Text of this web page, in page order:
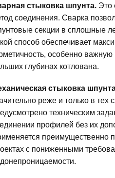
стыковка шпунта. Это
соединения. Сварка
секции в сплошные
способ обеспечивает
особенно
глубинах котлована.
стыковка
реже и только в тех
техническим
профилей без их
преимущественно
с пониженными